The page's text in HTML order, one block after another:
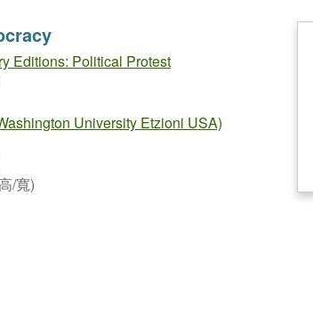
Editions: Political Protest
University Etzioni USA)
/寬)